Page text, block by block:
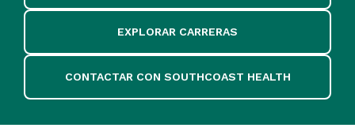
EXPLORAR CARRERAS
CONTACTAR CON SOUTHCOAST HEALTH